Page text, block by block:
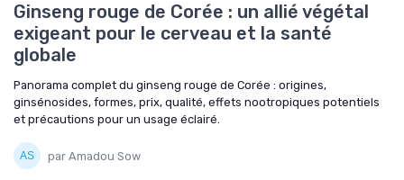
Ginseng rouge de Corée : un allié végétal
exigeant pour le cerveau et la santé
globale
Panorama complet du ginseng rouge de Corée : origines,
ginsénosides, formes, prix, qualité, effets nootropiques potentiels
et précautions pour un usage éclairé.
par Amadou Sow